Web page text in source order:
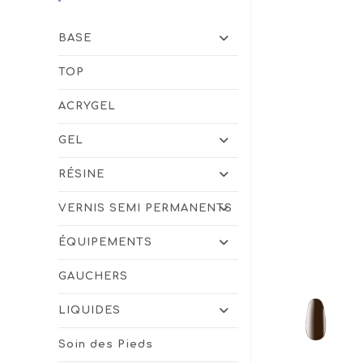
BASE
TOP
ACRYGEL
GEL
RÉSINE
VERNIS SEMI PERMANENTS
ÉQUIPEMENTS
GAUCHERS
LIQUIDES
Soin des Pieds